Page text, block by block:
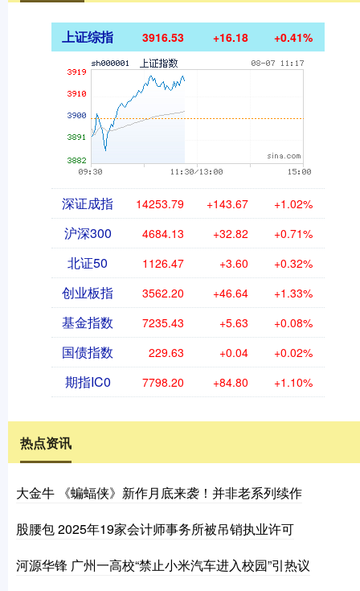
上证综指 3916.53 +16.18 +0.41%
深证成指 14253.79 +143.67 +1.02%
沪深300 4684.13 +32.82 +0.71%
北证50 1126.47 +3.60 +0.32%
创业板指 3562.20 +46.64 +1.33%
基金指数 7235.43 +5.63 +0.08%
国债指数 229.63 +0.04 +0.02%
期指IC0 7798.20 +84.80 +1.10%
热点资讯
大金牛 《蝙蝠侠》新作月底来袭！并非老系列续作
股腰包 2025年19家会计师事务所被吊销执业许可
河源华锋 广州一高校“禁止小米汽车进入校园”引热议